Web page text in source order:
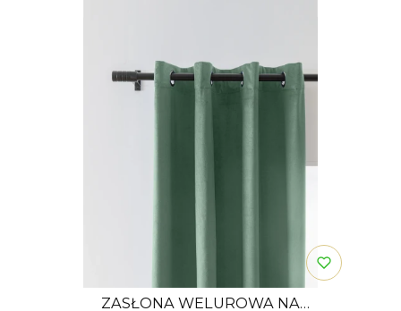
ZASŁONA WELUROWA NA